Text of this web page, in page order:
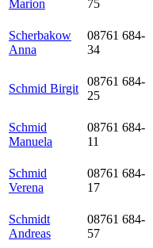
Marion
75
Scherbakow
Anna
08761 684-
34
Schmid Birgit
08761 684-
25
Schmid
Manuela
08761 684-
11
Schmid
Verena
08761 684-
17
Schmidt
Andreas
08761 684-
57